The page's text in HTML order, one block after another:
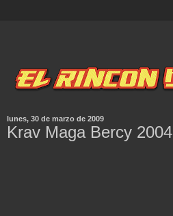
lunes, 30 de marzo de 2009
Krav Maga Bercy 2004